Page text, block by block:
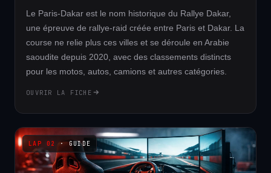
Le Paris-Dakar est le nom historique du Rallye Dakar,
une épreuve de rallye-raid créée entre Paris et Dakar. La
course ne relie plus ces villes et se déroule en Arabie
saoudite depuis 2020, avec des classements distincts
pour les motos, autos, camions et autres catégories.
OUVRIR LA FICHE
· GUIDE